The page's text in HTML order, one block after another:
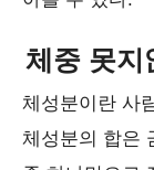
체중 못지
체성분이란 사
체성분의 합은